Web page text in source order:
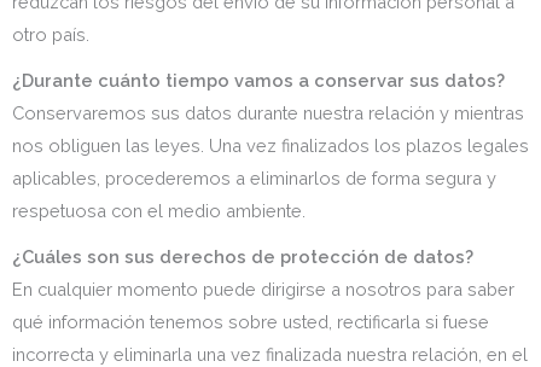
otro país.
¿Durante cuánto tiempo vamos a conservar sus datos?
Conservaremos sus datos durante nuestra relación y mientras
nos obliguen las leyes. Una vez finalizados los plazos legales
aplicables, procederemos a eliminarlos de forma segura y
respetuosa con el medio ambiente.
¿Cuáles son sus derechos de protección de datos?
En cualquier momento puede dirigirse a nosotros para saber
qué información tenemos sobre usted, rectificarla si fuese
incorrecta y eliminarla una vez finalizada nuestra relación, en el